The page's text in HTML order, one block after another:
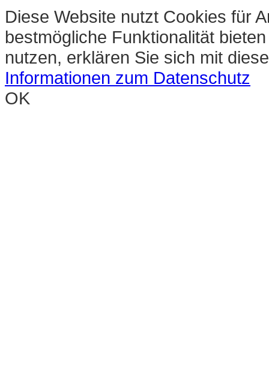
Diese Website nutzt Cookies für
bestmögliche Funktionalität
nutzen, erklären Sie sich mit
Informationen zum Datenschutz
OK